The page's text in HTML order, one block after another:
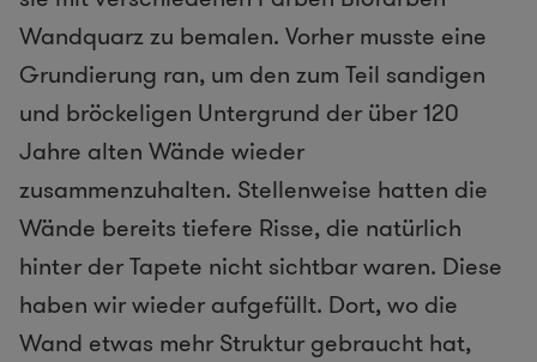
Wandquarz zu bemalen. Vorher musste eine
Grundierung ran, um den zum Teil sandigen
und bröckeligen Untergrund der über 120
Jahre alten Wände wieder
zusammenzuhalten. Stellenweise hatten die
Wände bereits tiefere Risse, die natürlich
hinter der Tapete nicht sichtbar waren. Diese
haben wir wieder aufgefüllt. Dort, wo die
Wand etwas mehr Struktur gebraucht hat,